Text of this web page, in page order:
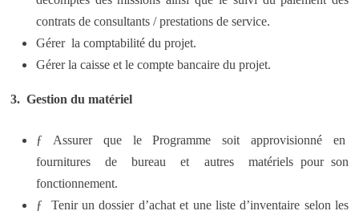
contrats de consultants / prestations de service.
Gérer la comptabilité du projet.
Gérer la caisse et le compte bancaire du projet.
3. Gestion du matériel
ƒ Assurer que le Programme soit approvisionné en
fournitures de bureau et autres matériels pour son
fonctionnement.
ƒ Tenir un dossier d’achat et une liste d’inventaire selon les